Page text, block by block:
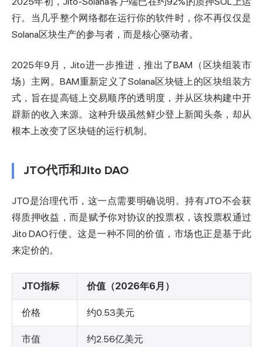
行。当几乎整个网络都在运行你的软件时，你不再仅仅是
Solana区块生产的参与者，而是核心驱动者。
2025年9月，Jito进一步推进，推出了BAM（区块组装市
场）主网。BAM重新定义了Solana区块链上的区块组装方
式，旨在提高链上交易顺序的透明度，并从区块构建中开
辟新的收入来源。这种升级虽然鲜少登上新闻头条，却从
根本上改变了区块链的运行机制。
JTO代币和Jito DAO
JTO是治理代币，这一点需要明确说明。持有JTO不会获
得质押收益，而是赋予你对协议的投票权，该投票权通过
Jito DAO行使。这是一种不同的价值，市场也正是基于此
来定价的。
JTO指标 价值（2026年6月）
价格 约0.53美元
市值 约2.56亿美元